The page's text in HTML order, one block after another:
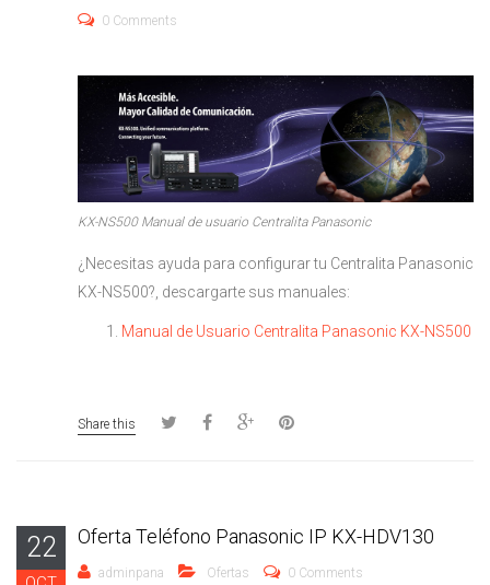
0 Comments
KX-NS500 Manual de usuario Centralita Panasonic
¿Necesitas ayuda para configurar tu Centralita Panasonic
KX-NS500?, descargarte sus manuales:
Manual de Usuario Centralita Panasonic KX-NS500
Share this
22 Oferta Teléfono Panasonic IP KX-HDV130
adminpana Ofertas 0 Comments